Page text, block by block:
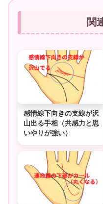
関
感情線下向きの支線が沢
山出る手相（共感力と思
いやりが強い）